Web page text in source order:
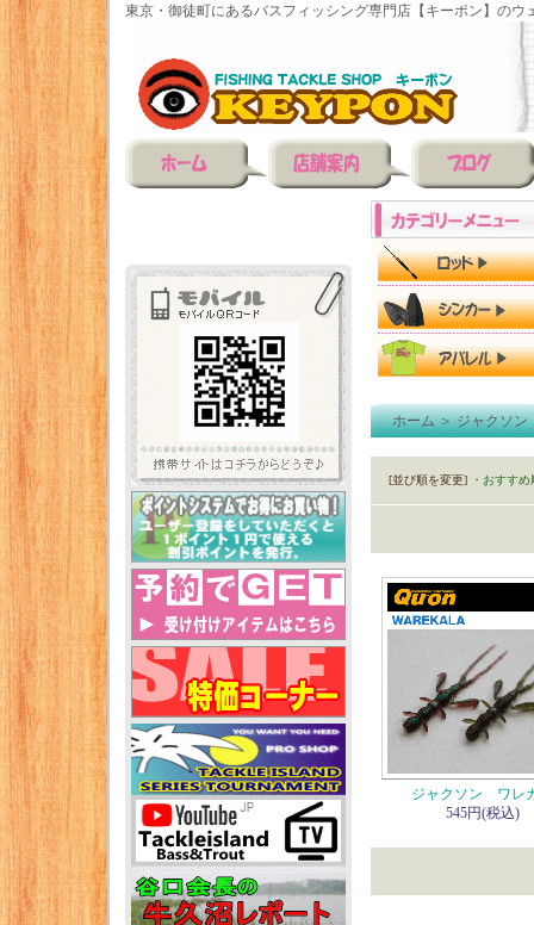
東京・御徒町にあるバスフィッシング専門店【キーポン】のウ
ホーム＞ジャクソン
[並び順を変更] ・おすすめ
ジャクソン ワレ
545円(税込)